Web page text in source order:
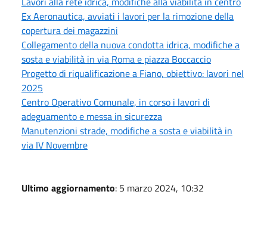
Ex Aeronautica, avviati i lavori per la rimozione della
copertura dei magazzini
Collegamento della nuova condotta idrica, modifiche a
sosta e viabilità in via Roma e piazza Boccaccio
Progetto di riqualificazione a Fiano, obiettivo: lavori nel
2025
Centro Operativo Comunale, in corso i lavori di
adeguamento e messa in sicurezza
Manutenzioni strade, modifiche a sosta e viabilità in
via IV Novembre
Ultimo aggiornamento: 5 marzo 2024, 10:32